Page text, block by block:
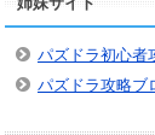
イ
ブ
パズドラ初心者
パズドラ攻略ブ